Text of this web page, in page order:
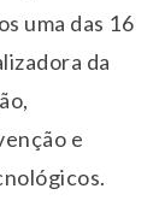
uma das 16
da
e